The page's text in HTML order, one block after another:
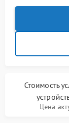
Стоимость
Цена